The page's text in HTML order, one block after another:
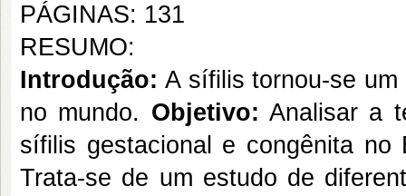
PÁGINAS: 131
RESUMO:
Introdução: A sífilis tornou-se
no mundo. Objetivo: Analisar a
sífilis gestacional e congênita
Trata-se de um estudo de